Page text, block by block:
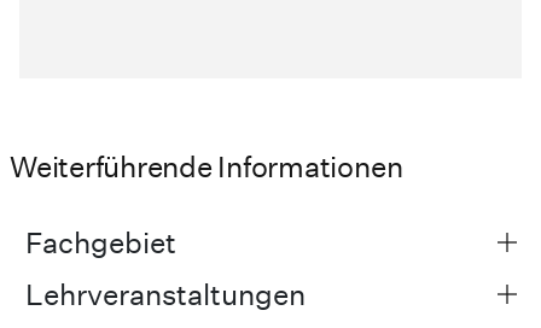
Weiterführende Informationen
Fachgebiet
Lehrveranstaltungen